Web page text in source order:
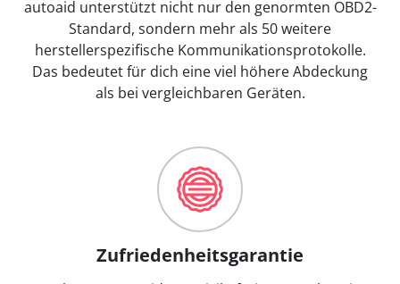
autoaid unterstützt nicht nur den genormten OBD2-
Standard, sondern mehr als 50 weitere
herstellerspezifische Kommunikationsprotokolle.
Das bedeutet für dich eine viel höhere Abdeckung
als bei vergleichbaren Geräten.
Zufriedenheitsgarantie